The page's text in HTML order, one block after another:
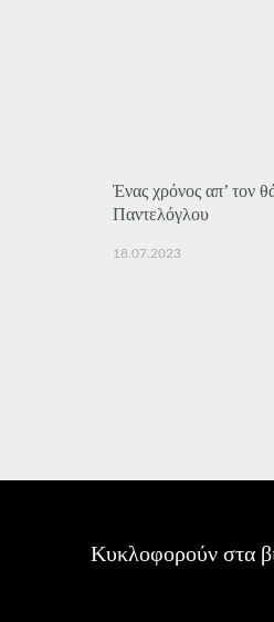
Ένας χρόνος απ’ τον
Παντελόγλου
18.07.2023
Κυκλοφορούν στα